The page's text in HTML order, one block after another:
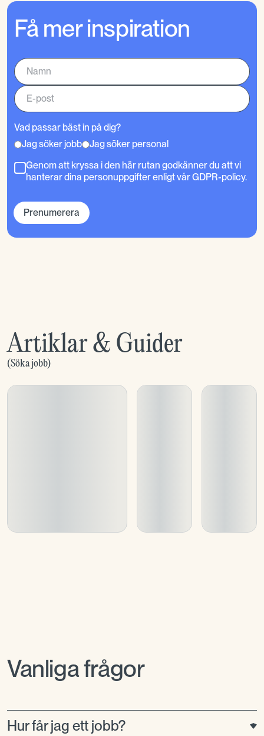
Få mer inspiration
Vad passar bäst in på dig?
Jag söker jobb
Jag söker personal
Genom att kryssa i den här rutan godkänner du att vi
hanterar dina personuppgifter enligt vår GDPR-policy.
Prenumerera
Artiklar & Guider
(Söka jobb)
Vanliga frågor
Hur får jag ett jobb?